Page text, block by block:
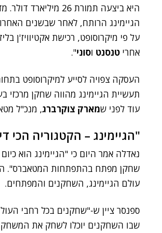
היא ביצעה תמורת
הגיימינג הרותח, לאחר שבשנים
על פי מיקרוסופט, רכישת אקטיוויז'ן
אחרי טנסנט וסוני".
העסקה צפויה לסייע למיקרוסופט
תעשיית הגיימינג מהווה שחקן מרכזי
עוד לפני שמארק צוקרברג, מנכ"ל
"הגיימינג – הקטגוריה הכי
נאדלה אמר היום כי "הגיימינג הוא
שחקן מפתח בהתפתחות המטאברס". הוא
עולם הגיימינג, השחקנים והמפתחים.
ספנסר ציין ש-"שחקנים בכל רחבי
שבו השחקנים יוכלו לשחק את